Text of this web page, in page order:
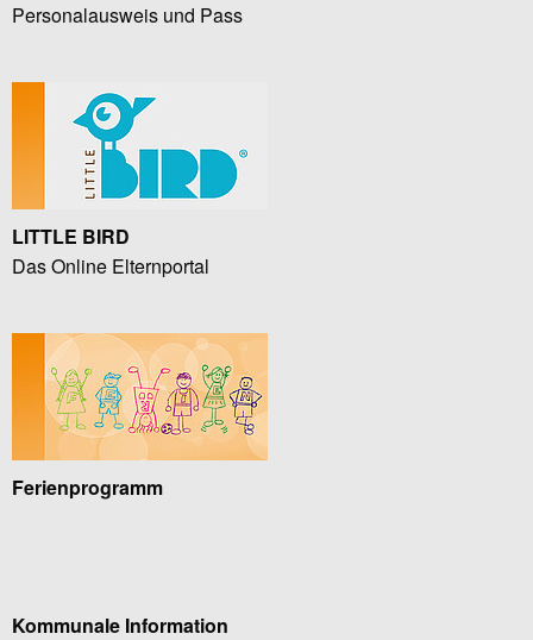
Personalausweis und Pass
LITTLE BIRD
Das Online Elternportal
Ferienprogramm
Kommunale Information